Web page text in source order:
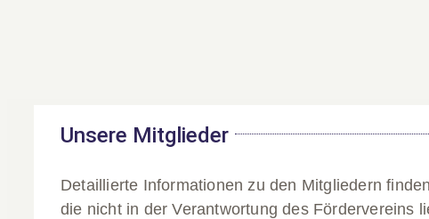
Unsere Mitglieder
Detaillierte Informationen zu den Mitgliedern
die nicht in der Verantwortung des Fördervereins